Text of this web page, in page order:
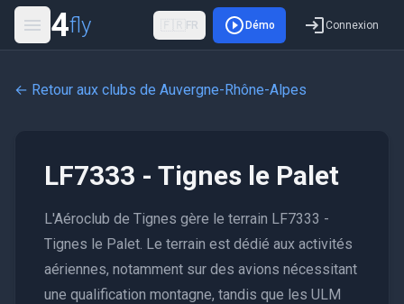
4fly 🇫🇷 FR Démo Connexion
← Retour aux clubs de Auvergne-Rhône-Alpes
LF7333 - Tignes le Palet
L'Aéroclub de Tignes gère le terrain LF7333 -
Tignes le Palet. Le terrain est dédié aux activités
aériennes, notamment sur des avions nécessitant
une qualification montagne, tandis que les ULM